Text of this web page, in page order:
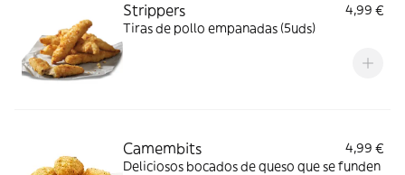
Strippers
4,99 €
Tiras de pollo empanadas (5uds)
Camembits
4,99 €
Deliciosos bocados de queso que se funden